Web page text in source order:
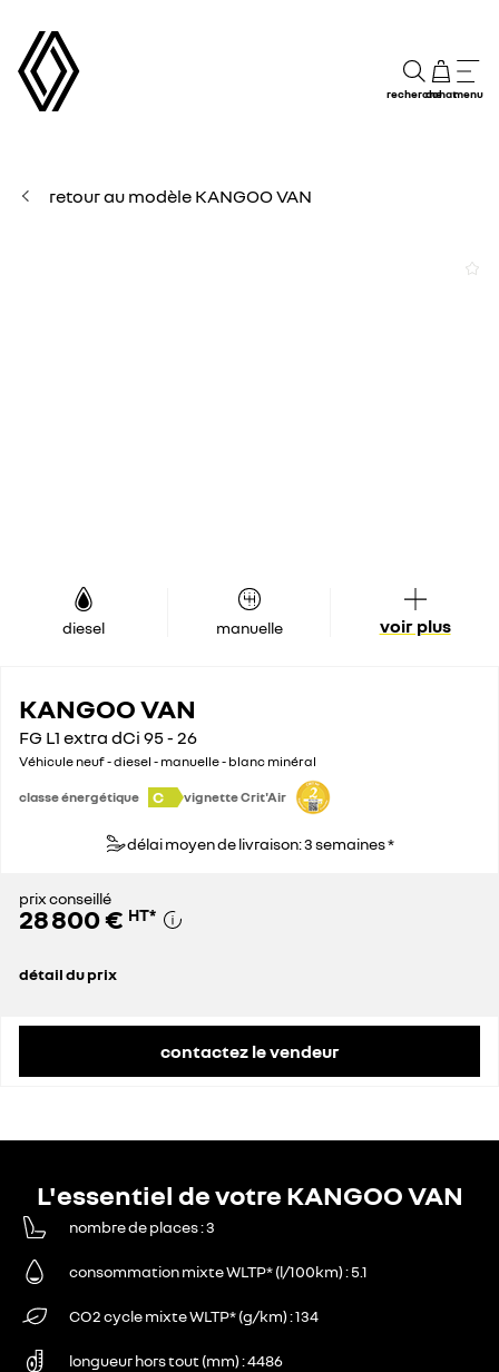
rechercheachatmenu
retour au modèle KANGOO VAN
diesel manuelle voir plus
KANGOO VAN
FG L1 extra dCi 95 - 26
Véhicule neuf - diesel - manuelle - blanc minéral
classe énergétique C vignette Crit'Air
délai moyen de livraison: 3 semaines *
prix conseillé
28 800 € HT*
détail du prix
contactez le vendeur
L'essentiel de votre KANGOO VAN
nombre de places 3
consommation mixte WLTP* (l/100km) 5.1
CO2 cycle mixte WLTP* (g/km) 134
longueur hors tout (mm) 4486